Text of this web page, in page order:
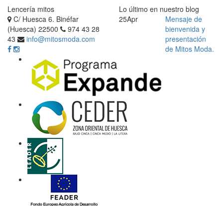
Lencería mitos
C/ Huesca 6. Binéfar
(Huesca) 22500
974 43 28
43
info@mitosmoda.com
Lo último en nuestro blog
25Apr
Mensaje de
bienvenida y
presentación
de Mitos Moda.